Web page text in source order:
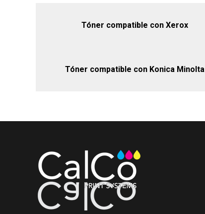
Tóner compatible con Xerox
Tóner compatible con Konica Minolta